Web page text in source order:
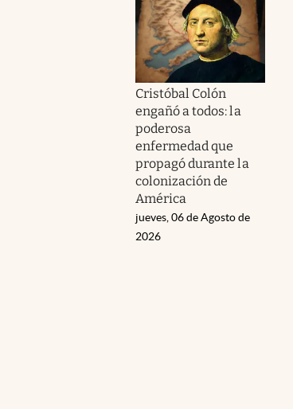
Cristóbal Colón
engañó a todos: la
poderosa
enfermedad que
propagó durante la
colonización de
América
jueves, 06 de Agosto de
2026